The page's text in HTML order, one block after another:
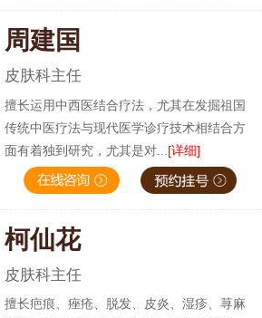
周建国
皮肤科主任
擅长运用中西医结合疗法，尤其在发掘祖国
传统中医疗法与现代医学诊疗技术相结合方
面有着独到研究，尤其是对... [详细]
柯仙花
皮肤科主任
擅长疤痕、痤疮、脱发、皮炎、湿疹、荨麻